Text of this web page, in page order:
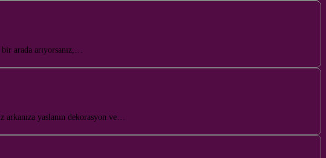
arada arıyorsanız,…
arkanıza yaslanın dekorasyon ve…